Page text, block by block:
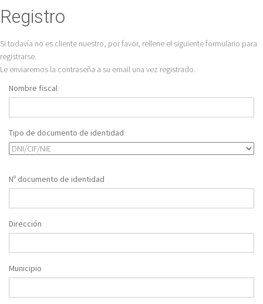
Registro
Si todavía no es cliente nuestro, por favor, rellene el siguiente formulario para
registrarse.
Le enviaremos la contraseña a su email una vez registrado.
Nombre fiscal
Tipo de documento de identidad
Nº documento de identidad
Dirección
Municipio